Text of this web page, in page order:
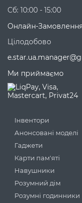
Сб: 10:00 - 15:00
Онлайн-
Цілодобово
Ми приймаємо
Інвентори
Анонсовані моделі
Гаджети
Карти пам'яті
Навушники
Розумний дім
Розумні годинники